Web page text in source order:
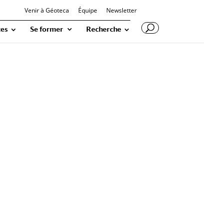
Venir à Géoteca Équipe Newsletter
Se former Recherche